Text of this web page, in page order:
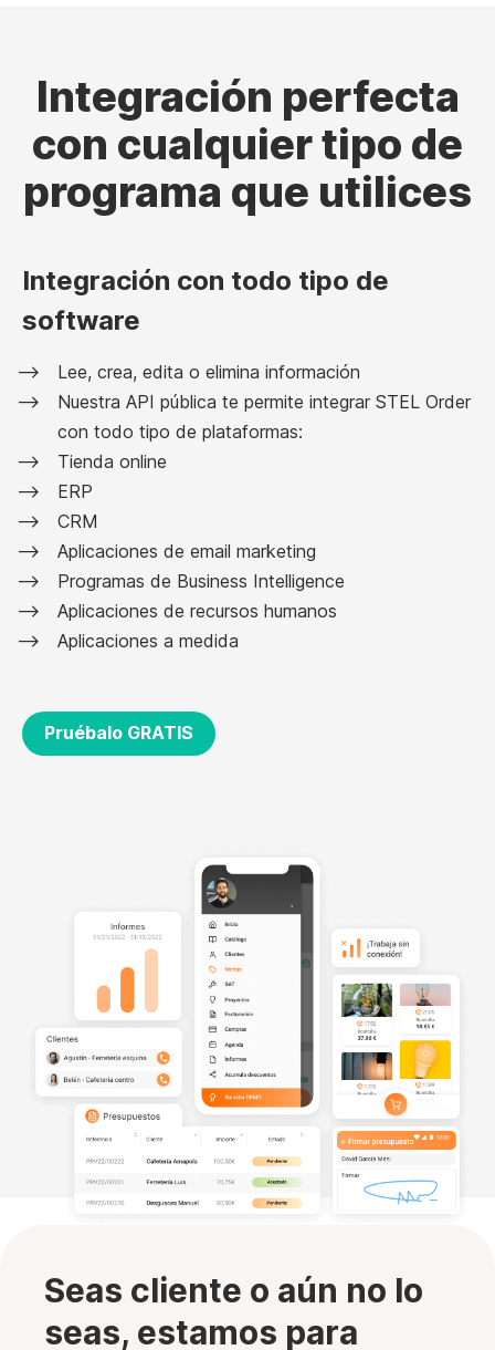
Integración perfecta
con cualquier tipo de
programa que utilices
Integración con todo tipo de
software
Lee, crea, edita o elimina información
Nuestra API pública te permite integrar STEL Order
con todo tipo de plataformas:
Tienda online
ERP
CRM
Aplicaciones de email marketing
Programas de Business Intelligence
Aplicaciones de recursos humanos
Aplicaciones a medida
Pruébalo GRATIS
Seas cliente o aún no lo
seas, estamos para